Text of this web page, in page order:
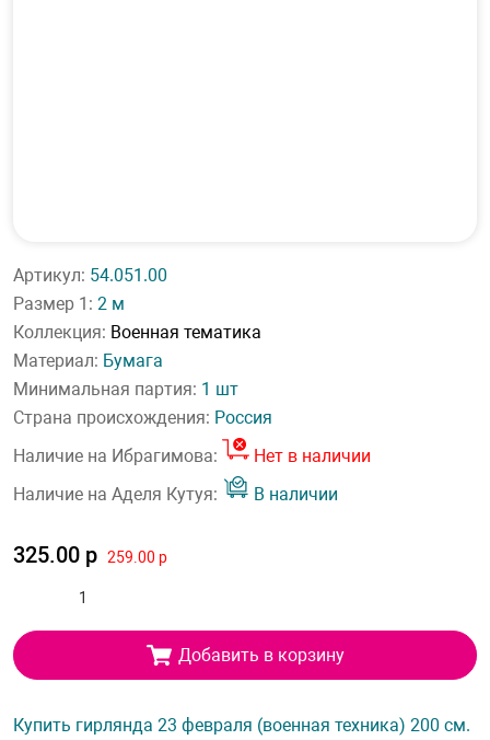
Артикул: 54.051.00
Размер 1: 2 м
Коллекция: Военная тематика
Материал: Бумага
Минимальная партия: 1 шт
Страна происхождения: Россия
Наличие на Ибрагимова:
Нет в наличии
Наличие на Аделя Кутуя:
В наличии
325.00 р 259.00 р
Добавить в корзину
Купить гирлянда 23 февраля (военная техника) 200 см.